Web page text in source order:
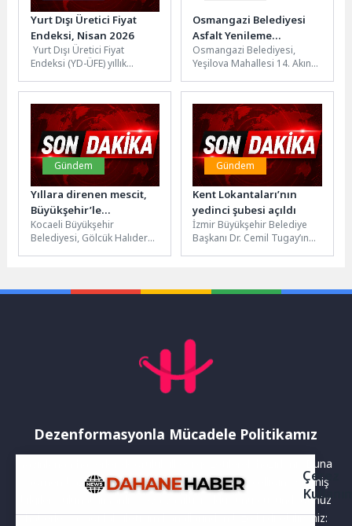
Yurt Dışı Üretici Fiyat
Endeksi, Nisan 2026
Yurt Dışı Üretici Fiyat
Endeksi (YD-ÜFE) yıllık
arttıYD-ÜFE 2026 yılı Nisan...
Osmangazi Belediyesi
Asfalt Yenileme
Çalışmalarını
Sürdürüyor
Osmangazi Belediyesi,
Yeşilova Mahallesi 14. Akın
asfalt yenileme çalışmasıyla
137 metrelik yolu 120...
Gündem
Yıllara direnen mescit,
Büyükşehir’le
yenileniyor
Kocaeli Büyükşehir
Belediyesi, Gölcük Halıdere
sürdürüyor....
Gündem
Kent Lokantaları’nın
yedinci şubesi açıldı
İzmir Büyükşehir Belediye
Başkanı Dr. Cemil Tugay’ın
Dezenformasyonla Mücadele Politikamız
Yayınlanan haberler doğruluk ilkesi gözetilerek hazırlanır. Buna
rağmen bazı içeriklerde eksik, hatalı veya güncelliğini yitirmiş
bilgiler bulunabilir.Yanlış veya yanıltıcı olduğunu düşündüğünüz
haberleri aşağıdaki iletişim kanallarından bize bildirebilirsiniz:
Çerez